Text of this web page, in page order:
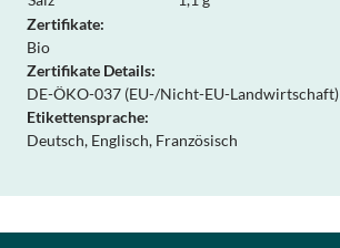
Zertifikate:
Bio
Zertifikate Details:
DE-ÖKO-037 (EU-/Nicht-EU-Landwirtschaft)
Etikettensprache:
Deutsch, Englisch, Französisch